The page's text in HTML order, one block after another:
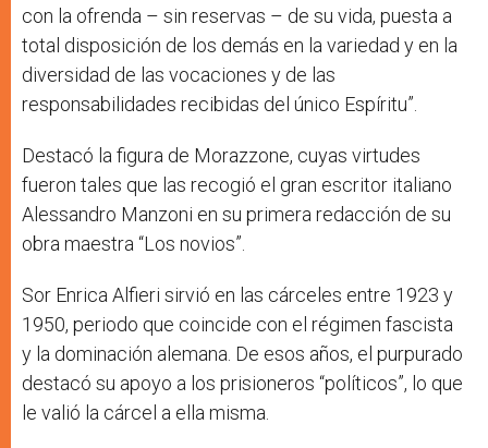
con la ofrenda – sin reservas – de su vida, puesta a
total disposición de los demás en la variedad y en la
diversidad de las vocaciones y de las
responsabilidades recibidas del único Espíritu”.
Destacó la figura de Morazzone, cuyas virtudes
fueron tales que las recogió el gran escritor italiano
Alessandro Manzoni en su primera redacción de su
obra maestra “Los novios”.
Sor Enrica Alfieri sirvió en las cárceles entre 1923 y
1950, periodo que coincide con el régimen fascista
y la dominación alemana. De esos años, el purpurado
destacó su apoyo a los prisioneros “políticos”, lo que
le valió la cárcel a ella misma.